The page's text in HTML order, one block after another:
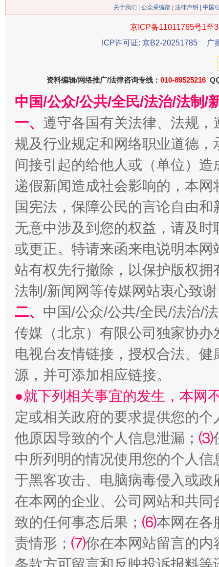
习近平的博鳌关键词
“刷贴”乱象丛生
生
解纷+调解+退费，一次搞定
关于我们 公众采编部 法律声明 | 中国
京ICP备11011765号1至
ICP许可证: 京B2-20251785
广
资料编辑/网络推广/法律咨询专线： 010-89525216
中国/公众/公共/全民/法治/法制/
一、 遵守各国有关法律、法规
规及行业规定和网络职业道德
间接引起的给他人或（单位）
递假新闻造成社会影响的，本
国宪法，保障公民的言论自由
无意中涉及到您的权益，请及
或更正。特请来函来电说明本
站有权先行撤除，以保护版权
法制/新闻网等传媒网站衷心致
二、 中国/公众/公共/全民/法治/
传媒（北京）有限公司独家协
电视台友情链接，授权合法、
源，并可添加相应链接。
●就下列相关事宜的发生，本网
定或相关政府的要求提供您的个
他原因导致的个人信息泄漏； ⑶
中所列明的情况使用您的个人
于黑客攻击、电脑病毒侵入或
在本网的企业、公司网站和共
致的任何事态后果； ⑹本网在各
责情形； ⑺你在本网站留言的内